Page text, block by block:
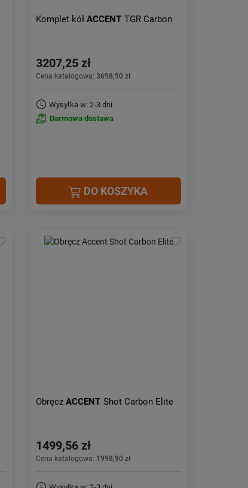
Komplet kółACCENT TGR Carbon
3207,25 zł
Cena katalogowa:3698,90 zł
Wysyłka w: 2-3 dni
Darmowa dostawa
DO KOSZYKA
ObręczACCENT Shot Carbon Elite
1499,56 zł
Cena katalogowa: 1998,90 zł